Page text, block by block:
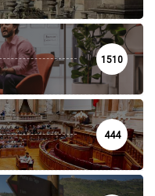
1510
444